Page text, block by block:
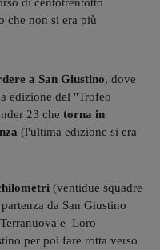
che non si era più
a San Giustino, dove
edizione del "Trofeo
23 che torna in
(l'ultima edizione si era
(ventidue squadre
da San Giustino
e Loro
per poi fare rotta verso